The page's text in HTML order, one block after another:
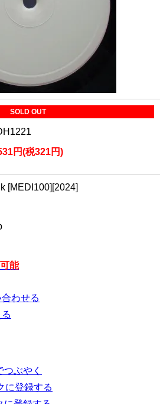
SOLD OUT
円(税321円)
[MEDI100][2024]
能
わせる
ぶやく
に登録する